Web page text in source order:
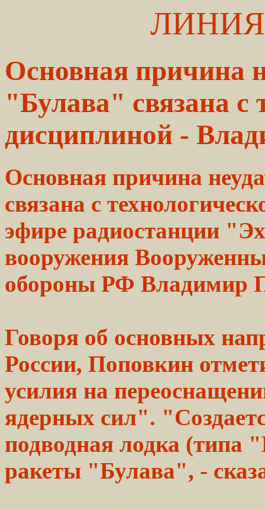
Основная причина
"Булава" связана с
дисциплиной -
Основная причина
связана с
эфире радиостанции
вооружения
обороны РФ Владимир
Говоря об основных
России, Поповкин
усилия на
ядерных сил".
подводная лодка (типа
ракеты "Булава", -